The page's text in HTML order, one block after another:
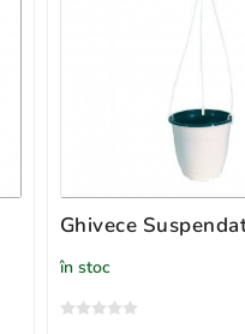
Ghivece
în stoc